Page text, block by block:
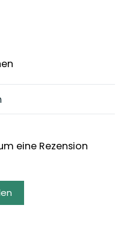
eine Rezension